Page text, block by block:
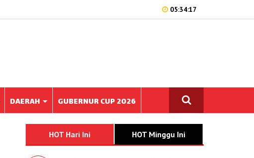
05:34:17
DAERAH GUBERNUR CUP 2026
HOT Hari Ini HOT Minggu Ini